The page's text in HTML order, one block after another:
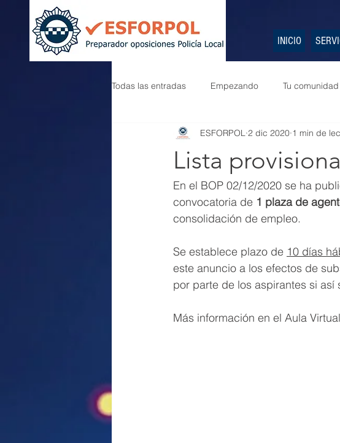
INICIO
Todas las entradas Empezando Tu comunidad
Lista
ESFORPOL 2 dic 2020 1 min de
En el BOP 02/12/2020 se ha
convocatoria de 1 plaza de
consolidación de empleo.
Se establece plazo de 10 días
este anuncio a los efectos de
por parte de los aspirantes si así
Más información en el Aula